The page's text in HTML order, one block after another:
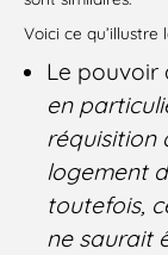
Voici ce qu’illustre
Le pouvoir
en
réquisition
logement
toutefois,
ne saurait